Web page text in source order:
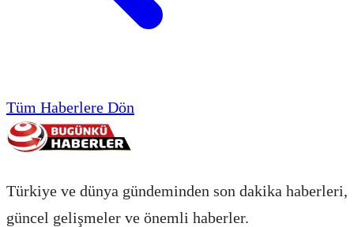
Tüm Haberlere Dön
Türkiye ve dünya gündeminden son dakika haberleri,
güncel gelişmeler ve önemli haberler.